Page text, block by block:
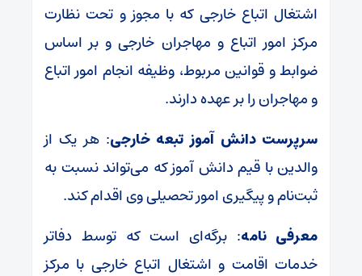
اشتغال اتباع خارجی که با مجوز و تحت نظارت
مرکز امور اتباع و مهاجران خارجی و بر اساس
ضوابط و قوانین مربوط، وظیفه انجام امور اتباع
و مهاجران را بر عهده دارند.
سرپرست دانش آموز تبعه خارجی: هر یک از
والدین با قیم دانش آموز که می‌تواند نسبت به
ثبت‌نام و پیگیری امور تحصیلی وی اقدام کند.
معرفی نامه: برگه‌ای است که توسط دفاتر
خدمات اقامت و اشتغال اتباع خارجی با مرکز